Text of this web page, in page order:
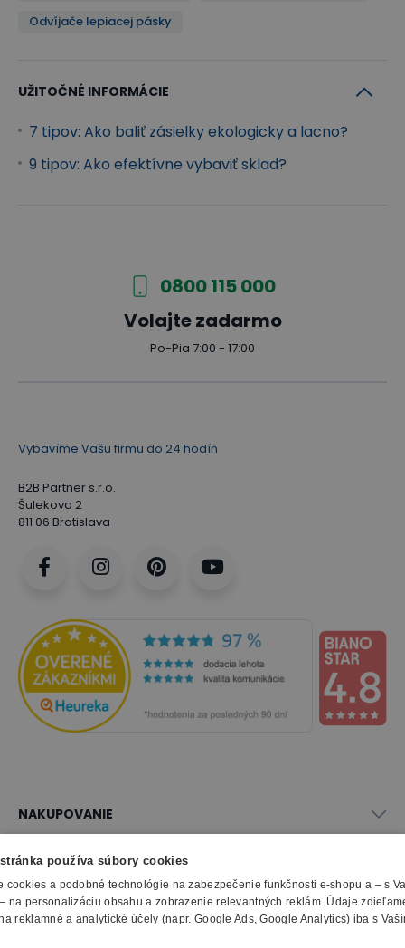
Odvíjače lepiacej pásky
UŽITOČNÉ INFORMÁCIE
7 tipov: Ako baliť zásielky ekologicky a lacno?
9 tipov: Ako efektívne vybaviť sklad?
0800 115 000
Volajte zadarmo
Po-Pia 7:00 - 17:00
Vybavíme Vašu firmu do 24 hodín
B2B Partner s.r.o.
Šulekova 2
811 06 Bratislava
NAKUPOVANIE
Obchodné podmienky
Doprava a montáž
Spôsoby platby
SLUŽBY
Naše katalógy
Reklamačný formulár
O FIRME
používa súbory cookies
cookies a podobné technológie na zabezpečenie funkčnosti e-shopu a – s
na personalizáciu obsahu a zobrazenie relevantných reklám. Údaje
reklamné a analytické účely (napr. Google Ads, Google Analytics) iba s